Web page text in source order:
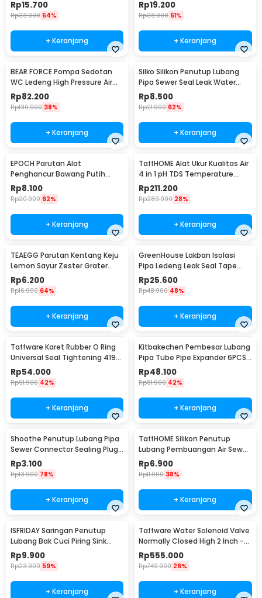
Rp15.700
Rp33.900 54%
+ Keranjang
Rp19.200
Rp38.900 51%
+ Keranjang
BEAR FORCE Pompa Sedotan
WC Ledeng High Pressure Air
Drain Plunger - DB275
Rp82.200
Rp130.900 38%
+ Keranjang
Silko Silikon Penutup Lubang
Pipa Sewer Seal Leak Water
Pipe - YS02
Rp8.500
Rp21.900 62%
+ Keranjang
EPOCH Parutan Alat
Penghancur Bawang Putih
Garlic Presser - A45
Rp8.100
Rp20.900 62%
+ Keranjang
TaffHOME Alat Ukur Kualitas Air
4 in 1 pH TDS Temperature
Meter Tester - KT-686
Rp211.200
Rp289.900 28%
+ Keranjang
TEAEGG Parutan Kentang Keju
Lemon Sayur Zester Grater
Tool - A46
Rp6.200
Rp16.900 64%
+ Keranjang
GreenHouse Lakban Isolasi
Pipa Ledeng Leak Seal Tape
25mm 3M - A93
Rp25.600
Rp48.900 48%
+ Keranjang
Taffware Karet Rubber O Ring
Universal Seal Tightening 419
PCS - J200
Rp54.000
Rp91.900 42%
+ Keranjang
Kitbakechen Pembesar Lubang
Pipa Tube Pipe Expander 6PCS
- GJ2885
Rp48.100
Rp81.900 42%
+ Keranjang
Shoothe Penutup Lubang Pipa
Sewer Connector Sealing Plug
- YS03
Rp3.100
Rp13.900 78%
+ Keranjang
TaffHOME Silikon Penutup
Lubang Pembuangan Air Sewer
Drain Cover - YSJ224
Rp6.900
Rp11.000 38%
+ Keranjang
ISFRIDAY Saringan Penutup
Lubang Bak Cuci Piring Sink
Filter - 2448
Rp9.900
Rp23.900 59%
+ Keranjang
Taffware Water Solenoid Valve
Normally Closed High 2 Inch -
2W-500-50
Rp555.000
Rp749.900 26%
+ Keranjang